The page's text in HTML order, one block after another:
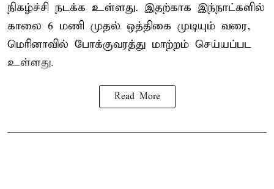
நிகழ்ச்சி நடக்க உள்ளது. இதற்காக இந்நாட்களில்
காலை 6 மணி முதல் ஒத்திகை முடியும் வரை,
மெரினாவில் போக்குவரத்து மாற்றம் செய்யப்பட
உள்ளது.
Read More